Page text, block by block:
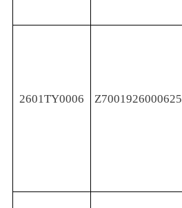
2601TY0006 Z7001926000625